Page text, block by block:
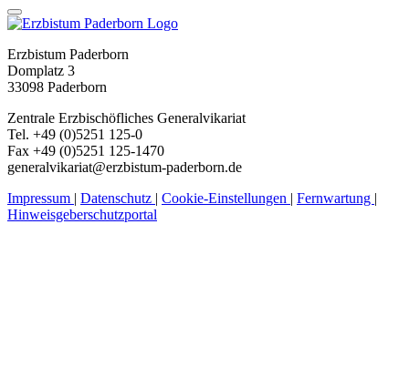
Erzbistum Paderborn
Domplatz 3
33098 Paderborn
Zentrale Erzbischöfliches Generalvikariat
Tel. +49 (0)5251 125-0
Fax +49 (0)5251 125-1470
generalvikariat@erzbistum-paderborn.de
Impressum | Datenschutz | Cookie-Einstellungen | Fernwartung |
Hinweisgeberschutzportal